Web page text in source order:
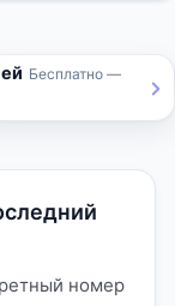
Бесплатно —
номер